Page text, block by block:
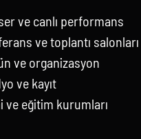
ve canlı performans
ve toplantı salonları
ve organizasyon
ve kayıt
ve eğitim kurumları